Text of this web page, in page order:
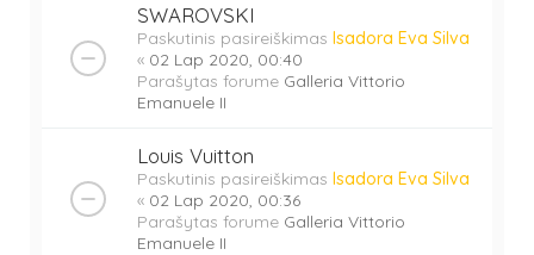
SWAROVSKI
Paskutinis pasireiškimas Isadora Eva Silva
« 02 Lap 2020, 00:40
Parašytas forume Galleria Vittorio
Emanuele II
Louis Vuitton
Paskutinis pasireiškimas Isadora Eva Silva
« 02 Lap 2020, 00:36
Parašytas forume Galleria Vittorio
Emanuele II